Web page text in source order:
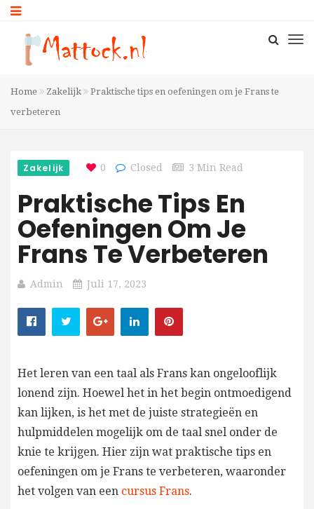
Home Zakelijk
Praktische tips en oefeningen om je Frans te
verbeteren
Zakelijk 0 Closed 3 Min Read
Praktische Tips En
Oefeningen Om Je
Frans Te Verbeteren
Admin Juli 17, 2023
Het leren van een taal als Frans kan ongelooflijk
lonend zijn. Hoewel het in het begin ontmoedigend
kan lijken, is het met de juiste strategieën en
hulpmiddelen mogelijk om de taal snel onder de
knie te krijgen. Hier zijn wat praktische tips en
oefeningen om je Frans te verbeteren, waaronder
het volgen van een cursus Frans.